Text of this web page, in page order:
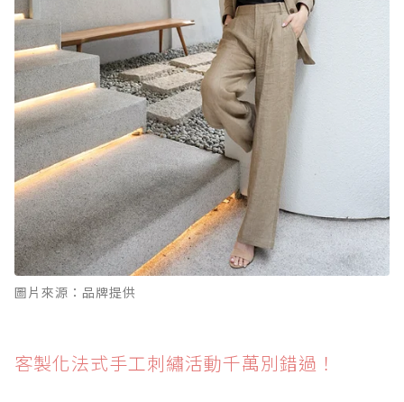
圖片來源：品牌提供
客製化法式手工刺繡活動千萬別錯過！